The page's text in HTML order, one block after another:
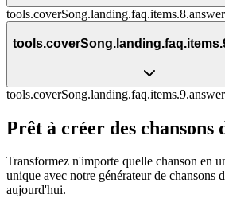
tools.coverSong.landing.faq.items.8.answer
tools.coverSong.landing.faq.items.9.answer
Prêt à créer des chansons
Transformez n'importe quelle chanson en
unique avec notre générateur de chansons
aujourd'hui.